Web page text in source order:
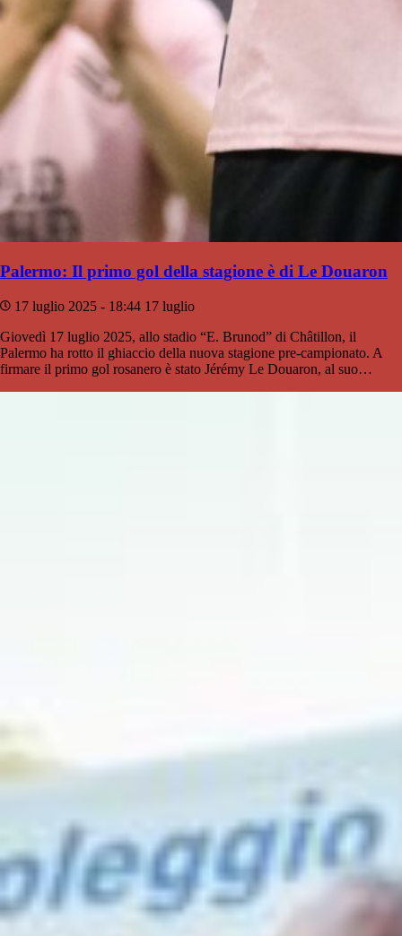
Palermo: Il primo gol della stagione è di Le Douaron
17 luglio 2025 - 18:44 17 luglio
Giovedì 17 luglio 2025, allo stadio “E. Brunod” di Châtillon, il
Palermo ha rotto il ghiaccio della nuova stagione pre-campionato. A
firmare il primo gol rosanero è stato Jérémy Le Douaron, al suo…